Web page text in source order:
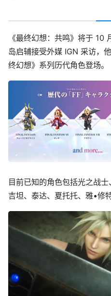
《最终幻想：共鸣》将于 10
岛启辅接受外媒 IGN 采访，
终幻想》系列历代角色登场。
目前已知的角色包括光之战士
吉坦、泰达、夏托托、雅•修